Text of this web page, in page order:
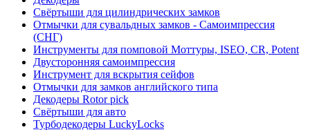
Свёртыши для цилиндрических замков
Отмычки для сувальдных замков - Самоимпрессия
(СНГ)
Инструменты для помповой Моттуры, ISEO, CR, Potent
Двусторонняя самоимпрессия
Инструмент для вскрытия сейфов
Отмычки для замков английского типа
Декодеры Rotor pick
Свёртыши для авто
Турбодекодеры LuckyLocks